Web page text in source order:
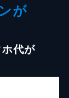
が
代が